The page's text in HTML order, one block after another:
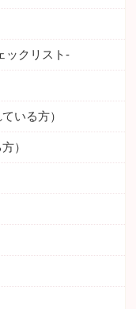
ックリスト-
いる方）
）